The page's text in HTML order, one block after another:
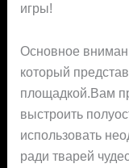
игры!
Основное
который
площадкой.Вам
выстроить
использовать
ради тварей